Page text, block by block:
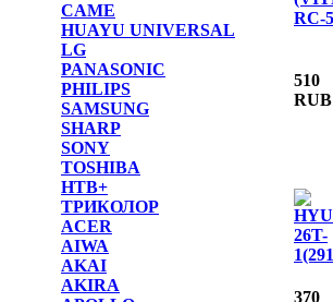
CAME
HUAYU UNIVERSAL
LG
PANASONIC
PHILIPS
SAMSUNG
SHARP
SONY
TOSHIBA
НТВ+
ТРИКОЛОР
ACER
AIWA
AKAI
AKIRA
510
RUB
370